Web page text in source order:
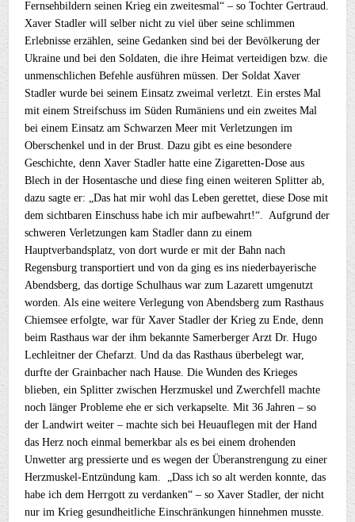
Fernsehbildern seinen Krieg ein zweitesmal“ – so Tochter Gertraud.
Xaver Stadler will selber nicht zu viel über seine schlimmen
Erlebnisse erzählen, seine Gedanken sind bei der Bevölkerung der
Ukraine und bei den Soldaten, die ihre Heimat verteidigen bzw. die
unmenschlichen Befehle ausführen müssen. Der Soldat Xaver
Stadler wurde bei seinem Einsatz zweimal verletzt. Ein erstes Mal
mit einem Streifschuss im Süden Rumäniens und ein zweites Mal
bei einem Einsatz am Schwarzen Meer mit Verletzungen im
Oberschenkel und in der Brust. Dazu gibt es eine besondere
Geschichte, denn Xaver Stadler hatte eine Zigaretten-Dose aus
Blech in der Hosentasche und diese fing einen weiteren Splitter ab,
dazu sagte er: „Das hat mir wohl das Leben gerettet, diese Dose mit
dem sichtbaren Einschuss habe ich mir aufbewahrt!“. Aufgrund der
schweren Verletzungen kam Stadler dann zu einem
Hauptverbandsplatz, von dort wurde er mit der Bahn nach
Regensburg transportiert und von da ging es ins niederbayerische
Abendsberg, das dortige Schulhaus war zum Lazarett umgenutzt
worden. Als eine weitere Verlegung von Abendsberg zum Rasthaus
Chiemsee erfolgte, war für Xaver Stadler der Krieg zu Ende, denn
beim Rasthaus war der ihm bekannte Samerberger Arzt Dr. Hugo
Lechleitner der Chefarzt. Und da das Rasthaus überbelegt war,
durfte der Grainbacher nach Hause. Die Wunden des Krieges
blieben, ein Splitter zwischen Herzmuskel und Zwerchfell machte
noch länger Probleme ehe er sich verkapselte. Mit 36 Jahren – so
der Landwirt weiter – machte sich bei Heuauflegen mit der Hand
das Herz noch einmal bemerkbar als es bei einem drohenden
Unwetter arg pressierte und es wegen der Überanstrengung zu einer
Herzmuskel-Entzündung kam. „Dass ich so alt werden konnte, das
habe ich dem Herrgott zu verdanken“ – so Xaver Stadler, der nicht
nur im Krieg gesundheitliche Einschränkungen hinnehmen musste.